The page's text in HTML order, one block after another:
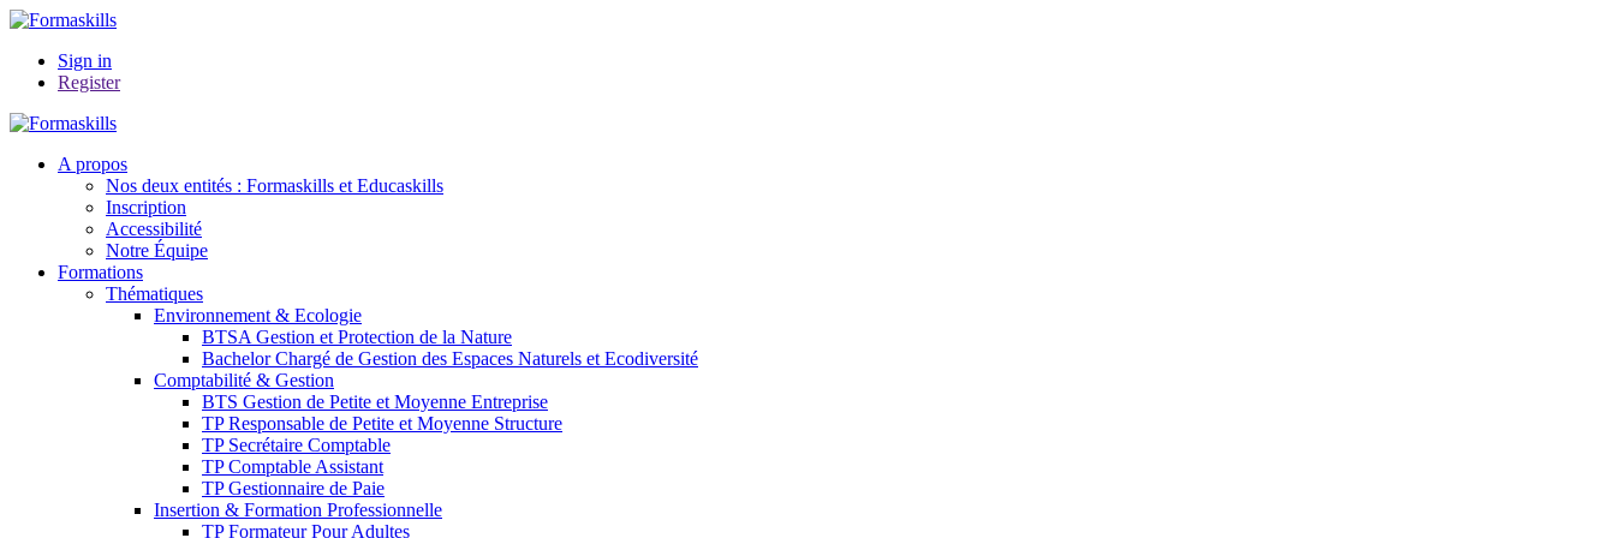
Sign in
Register
A propos
Nos deux entités : Formaskills et Educaskills
Inscription
Accessibilité
Notre Équipe
Formations
Thématiques
Environnement & Ecologie
BTSA Gestion et Protection de la Nature
Bachelor Chargé de Gestion des Espaces Naturels et Ecodiversité
Comptabilité & Gestion
BTS Gestion de Petite et Moyenne Entreprise
TP Responsable de Petite et Moyenne Structure
TP Secrétaire Comptable
TP Comptable Assistant
TP Gestionnaire de Paie
Insertion & Formation Professionnelle
TP Formateur Pour Adultes